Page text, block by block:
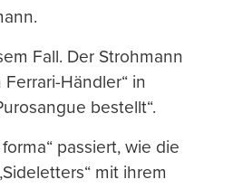
Fall. Der Strohmann
Händler“ in
bestellt“.
passiert, wie die
mit ihrem